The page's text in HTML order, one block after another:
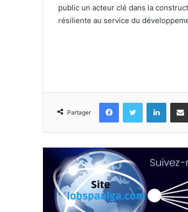
public un acteur clé dans la
résiliente au service du
Partager
FacebookTwitter